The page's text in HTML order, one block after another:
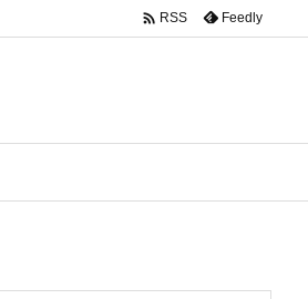
 RSS Feedly